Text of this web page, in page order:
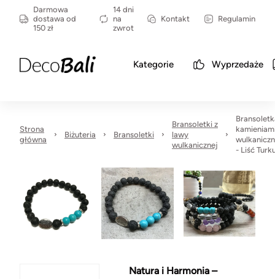
Darmowa
dostawa od
150 zł
14 dni
na
zwrot
Kontakt Regulamin
Kategorie Wyprzedaże
Strona
główna
Biżuteria Bransoletki
Bransoletki z
lawy
wulkanicznej
- Liść
Natura i Harmonia –